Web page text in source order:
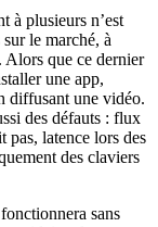
à plusieurs n’est
le marché, à
Alors que ce dernier
une app,
diffusant une vidéo.
des défauts : flux
pas, latence lors des
des claviers
sans